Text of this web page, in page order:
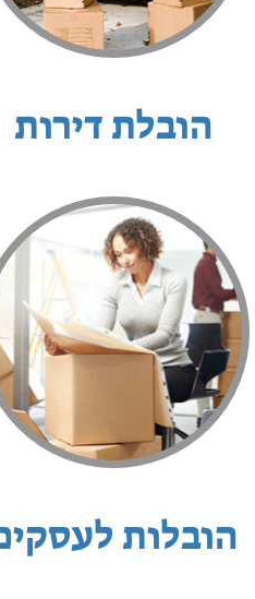
הובלת דירות
הובלות